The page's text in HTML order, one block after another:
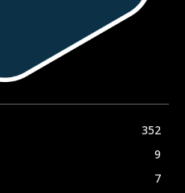
352
9
7